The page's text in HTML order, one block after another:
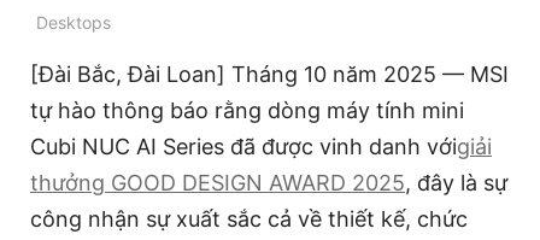
Desktops
[Đài Bắc, Đài Loan] Tháng 10 năm 2025 — MSI
tự hào thông báo rằng dòng máy tính mini
Cubi NUC AI Series đã được vinh danh vớigiải
thưởng GOOD DESIGN AWARD 2025, đây là sự
công nhận sự xuất sắc cả về thiết kế, chức